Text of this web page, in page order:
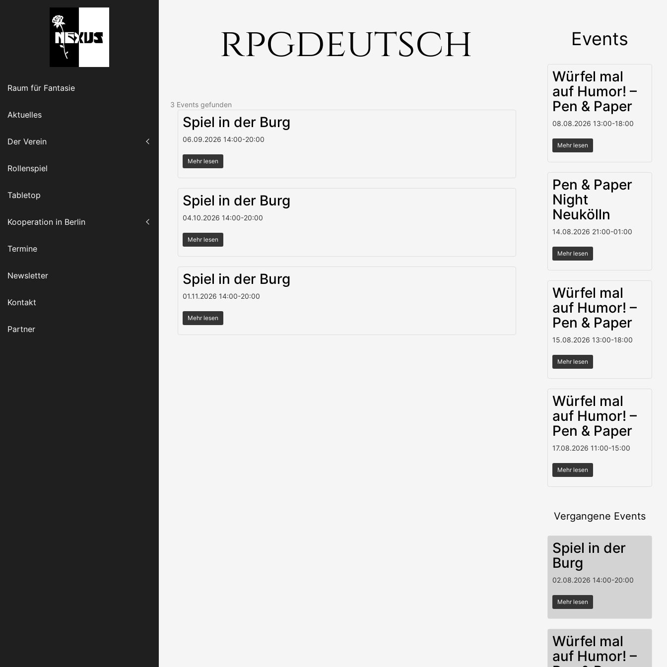
Raum für Fantasie
Aktuelles
Der Verein
Rollenspiel
Tabletop
Kooperation in Berlin
Termine
Newsletter
Kontakt
Partner
rpgdeutsch
3 Events gefunden
Spiel in der Burg
06.09.2026 14:00-20:00
Mehr lesen
Spiel in der Burg
04.10.2026 14:00-20:00
Mehr lesen
Spiel in der Burg
01.11.2026 14:00-20:00
Mehr lesen
Events
Würfel mal
auf Humor! –
Pen & Paper
08.08.2026 13:00-18:00
Mehr lesen
Pen & Paper
Night
Neukölln
14.08.2026 21:00-01:00
Mehr lesen
Würfel mal
auf Humor! –
Pen & Paper
15.08.2026 13:00-18:00
Mehr lesen
Würfel mal
auf Humor! –
Pen & Paper
17.08.2026 11:00-15:00
Mehr lesen
Vergangene Events
Spiel in der
Burg
02.08.2026 14:00-20:00
Mehr lesen
Würfel mal
auf Humor! –